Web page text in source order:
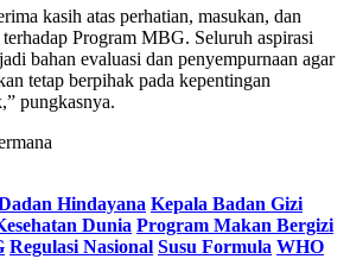
kasih atas perhatian, masukan, dan
Program MBG. Seluruh aspirasi
bahan evaluasi dan penyempurnaan agar
tetap berpihak pada kepentingan
pungkasnya.
Hindayana Kepala Badan Gizi
Dunia Program Makan Bergizi
Regulasi Nasional Susu Formula WHO